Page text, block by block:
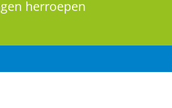
herroepen